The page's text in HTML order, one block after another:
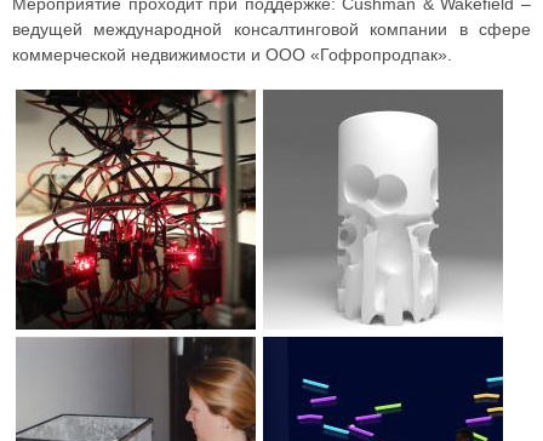
Мероприятие проходит при поддержке: Cushman & Wakefield –
ведущей международной консалтинговой компании в сфере
коммерческой недвижимости и ООО «Гофропродпак».